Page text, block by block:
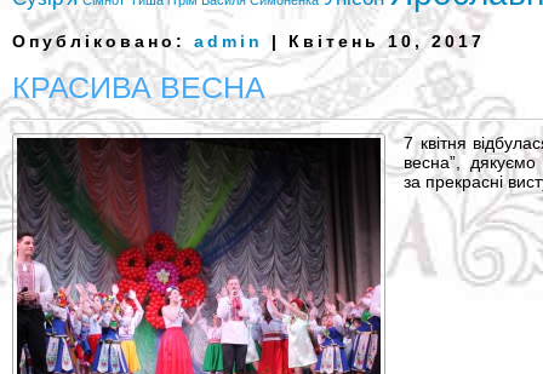
Опубліковано: admin | Квітень 10, 2017
КРАСИВА ВЕСНА
7 квітня
весна”,
за прекрасні